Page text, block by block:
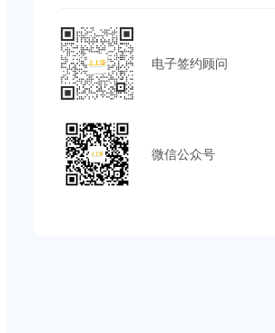
电子签约顾问
微信公众号